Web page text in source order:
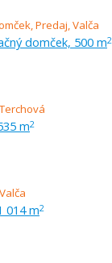
domček, 500 m2
m2
014 m2